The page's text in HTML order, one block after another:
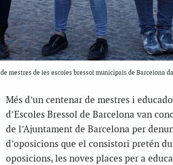
mestres de les escoles bressol municipals de Barcelona
Més d’un centenar de mestres i
d’Escoles Bressol de Barcelona van
de l’Ajuntament de Barcelona per
d’oposicions que el consistori pretén
oposicions, les noves places per a